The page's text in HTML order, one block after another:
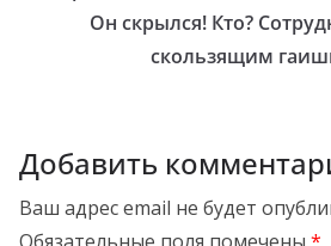
Он скрылся! Кто?
скользящим
Добавить
Ваш адрес email не будет